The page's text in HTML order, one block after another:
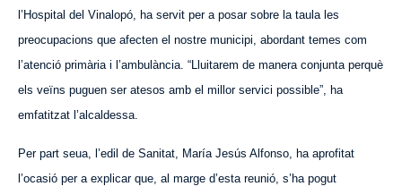
l’Hospital del Vinalopó, ha servit per a posar sobre la taula les
preocupacions que afecten el nostre municipi, abordant temes com
l’atenció primària i l’ambulància. “Lluitarem de manera conjunta perquè
els veïns puguen ser atesos amb el millor servici possible”, ha
emfatitzat l’alcaldessa.
Per part seua, l’edil de Sanitat, María Jesús Alfonso, ha aprofitat
l’ocasió per a explicar que, al marge d’esta reunió, s’ha pogut